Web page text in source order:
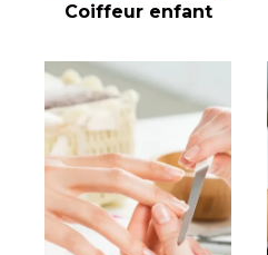
Coiffeur enfant